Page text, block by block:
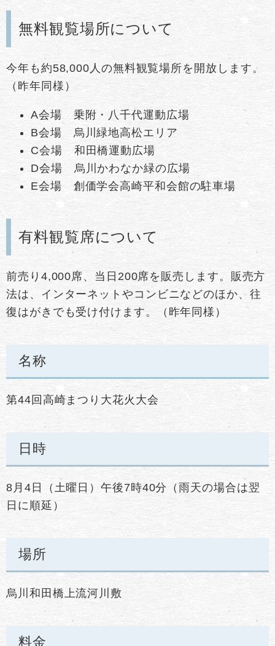
無料観覧場所について
今年も約58,000人の無料観覧場所を開放します。
（昨年同様）
A会場 乗附・八千代運動広場
B会場 烏川緑地高松エリア
C会場 和田橋運動広場
D会場 烏川かわなか緑の広場
E会場 創価学会高崎平和会館の駐車場
有料観覧席について
前売り4,000席、当日200席を販売します。販売方
法は、インターネットやコンビニなどのほか、往
復はがきでも受け付けます。（昨年同様）
名称
第44回高崎まつり大花火大会
日時
8月4日（土曜日）午後7時40分（雨天の場合は翌
日に順延）
場所
烏川和田橋上流河川敷
料金